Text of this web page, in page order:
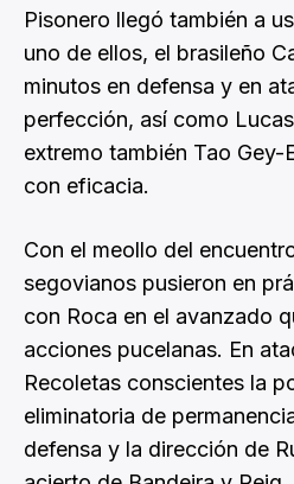
Pisonero llegó también a
uno de ellos, el brasileño
minutos en defensa y en
perfección, así como
extremo también Tao Gey-
con eficacia.
Con el meollo del
segovianos pusieron en
con Roca en el avanzado
acciones pucelanas. En
Recoletas conscientes la
eliminatoria de
defensa y la dirección de